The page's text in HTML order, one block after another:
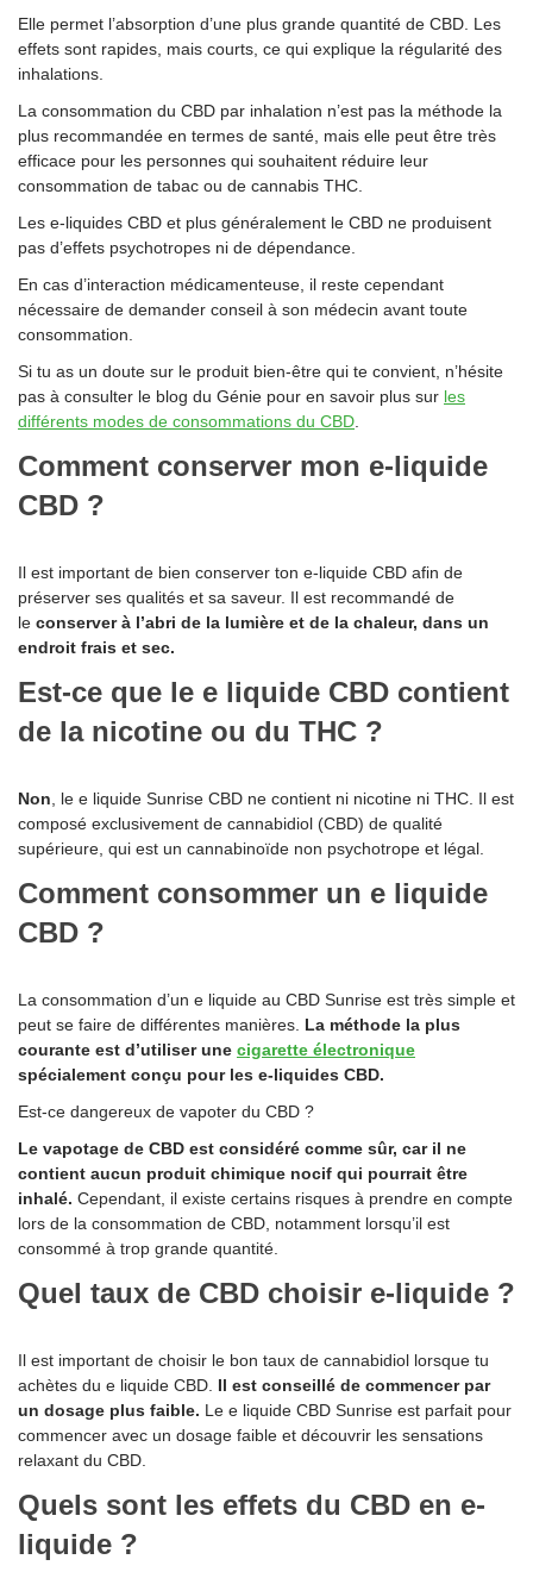
Elle permet l’absorption d’une plus grande quantité de CBD. Les
effets sont rapides, mais courts, ce qui explique la régularité des
inhalations.
La consommation du CBD par inhalation n’est pas la méthode la
plus recommandée en termes de santé, mais elle peut être très
efficace pour les personnes qui souhaitent réduire leur
consommation de tabac ou de cannabis THC.
Les e-liquides CBD et plus généralement le CBD ne produisent
pas d’effets psychotropes ni de dépendance.
En cas d’interaction médicamenteuse, il reste cependant
nécessaire de demander conseil à son médecin avant toute
consommation.
Si tu as un doute sur le produit bien-être qui te convient, n’hésite
pas à consulter le blog du Génie pour en savoir plus sur les
différents modes de consommations du CBD
Comment conserver mon e-liquide
CBD ?
Il est important de bien conserver ton e-liquide CBD afin de
préserver ses qualités et sa saveur. Il est recommandé de
le conserver à l’abri de la lumière et de la chaleur, dans un
endroit frais et sec.
Est-ce que le e liquide CBD contient
de la nicotine ou du THC ?
Non , le e liquide Sunrise CBD ne contient ni nicotine ni THC. Il est
composé exclusivement de cannabidiol (CBD) de qualité
supérieure, qui est un cannabinoïde non psychotrope et légal.
Comment consommer un e liquide
CBD ?
La consommation d’un e liquide au CBD Sunrise est très simple et
peut se faire de différentes manières. La méthode la plus
courante est d’utiliser une cigarette électronique
spécialement conçu pour les e-liquides CBD.
Est-ce dangereux de vapoter du CBD ?
Le vapotage de CBD est considéré comme sûr, car il ne
contient aucun produit chimique nocif qui pourrait être
inhalé. Cependant, il existe certains risques à prendre en compte
lors de la consommation de CBD, notamment lorsqu’il est
consommé à trop grande quantité.
Quel taux de CBD choisir e-liquide ?
Il est important de choisir le bon taux de cannabidiol lorsque tu
achètes du e liquide CBD. Il est conseillé de commencer par
un dosage plus faible. Le e liquide CBD Sunrise est parfait pour
commencer avec un dosage faible et découvrir les sensations
relaxant du CBD.
Quels sont les effets du CBD en e-
liquide ?